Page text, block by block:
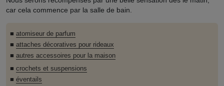
car cela commence par la salle de bain.
■ atomiseur de parfum
■ attaches décoratives pour rideaux
■ autres accessoires pour la maison
■ crochets et suspensions
■ éventails